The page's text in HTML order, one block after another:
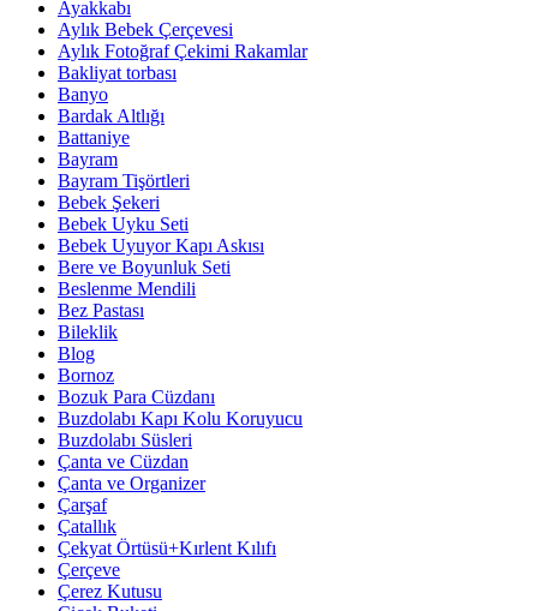
Ayakkabı
Aylık Bebek Çerçevesi
Aylık Fotoğraf Çekimi Rakamlar
Bakliyat torbası
Banyo
Bardak Altlığı
Battaniye
Bayram
Bayram Tişörtleri
Bebek Şekeri
Bebek Uyku Seti
Bebek Uyuyor Kapı Askısı
Bere ve Boyunluk Seti
Beslenme Mendili
Bez Pastası
Bileklik
Blog
Bornoz
Bozuk Para Cüzdanı
Buzdolabı Kapı Kolu Koruyucu
Buzdolabı Süsleri
Çanta ve Cüzdan
Çanta ve Organizer
Çarşaf
Çatallık
Çekyat Örtüsü+Kırlent Kılıfı
Çerçeve
Çerez Kutusu